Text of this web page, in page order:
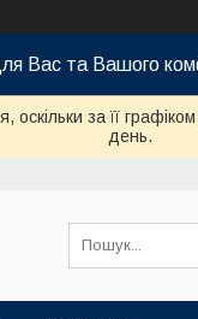
для Вас та Вашого
за її
день.